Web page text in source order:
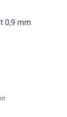
0,9 mm